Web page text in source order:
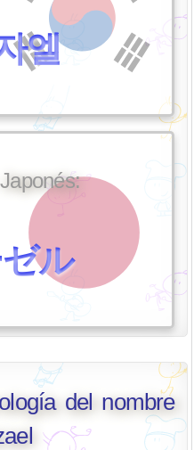
엘
ル
del nombre